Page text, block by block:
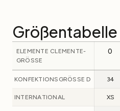
Größentabelle
ELEMENTE CLEMENTE-
GRÖSSE
0
KONFEKTIONSGRÖSSE D 34
INTERNATIONAL XS